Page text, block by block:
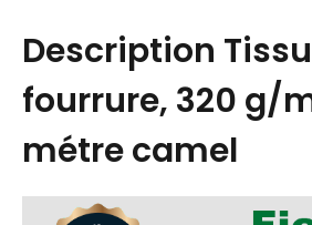
Description
fourrure, 320 g/
métre camel